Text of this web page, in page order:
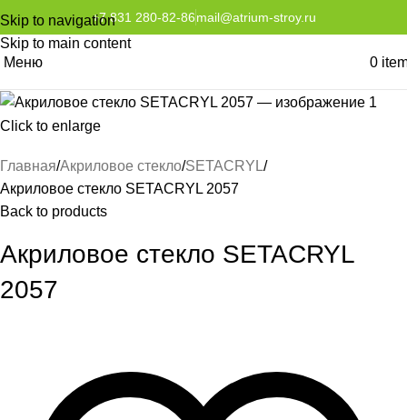
Skip to navigation
Skip to main content
+7 831 280-82-86mail@atrium-stroy.ru
Меню 0
Click to enlarge
Главная Акриловое стекло SETACRYL
Акриловое стекло SETACRYL 2057
Back to products
Акриловое стекло SETACRYL
2057